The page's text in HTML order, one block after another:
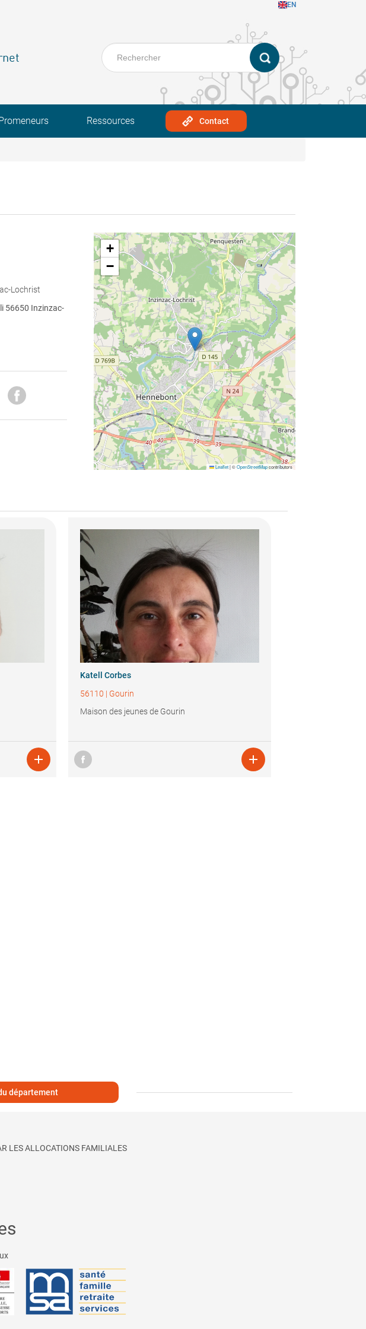
EN
Ressources Contact
Lochrist
56650 Inzinzac-
+
−
Leaflet |©OpenStreetMapcontributors

Katell Corbes
56110 | Gourin
Maison des jeunes de Gourin

département
LES ALLOCATIONS FAMILIALES